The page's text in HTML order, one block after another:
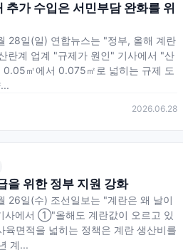
추가 수입은 서민부담 완화를 위
28일(일) 연합뉴스는 "정부, 올해 계란
란계 업계 "규제가 원인" 기사에서 "산
0.05㎡에서 0.075㎡로 넓히는 규제 도
2026.06.28
을 위한 정부 지원 강화
26일(수) 조선일보는 "계란은 왜 날이
사에서 ①"올해도 계란값이 오르고 있
면적을 넓히는 정책은 계란 생산비를
계...